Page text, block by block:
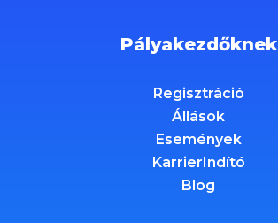
Pályakezdőknek
Regisztráció
Állások
Események
KarrierIndító
Blog